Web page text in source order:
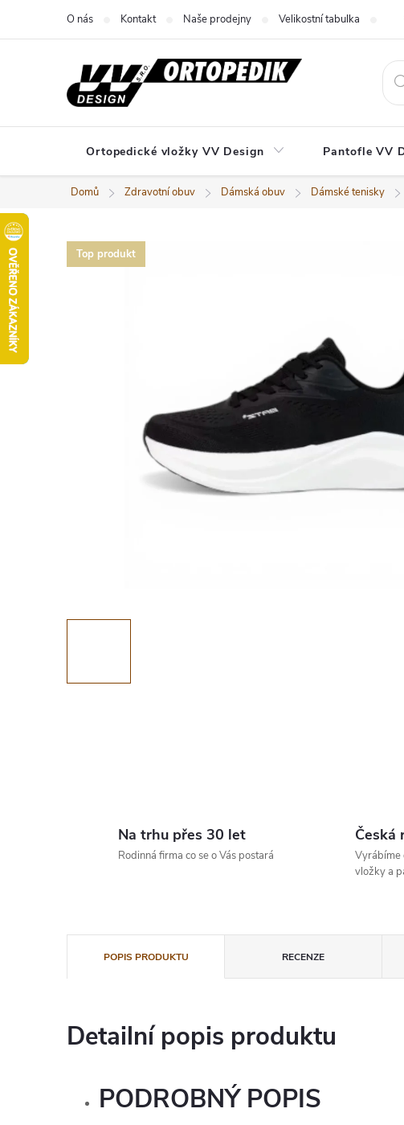
O nás Kontakt Naše prodejny Velikostní tabulka
Ortopedické vložky VV Design Pantofle VV
Domů Zdravotní obuv Dámská obuv Dámské tenisky
Top produkt
Na trhu přes 30 let
Rodinná firma co se o Vás postará
Česká
Vyrábíme
vložky a
POPIS PRODUKTU RECENZE
Detailní popis produktu
PODROBNÝ POPIS